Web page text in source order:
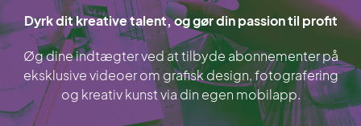
Dyrk dit kreative talent, og gør din passion til profit
Øg dine indtægter ved at tilbyde abonnementer på
eksklusive videoer om grafisk design, fotografering
og kreativ kunst via din egen mobilapp.